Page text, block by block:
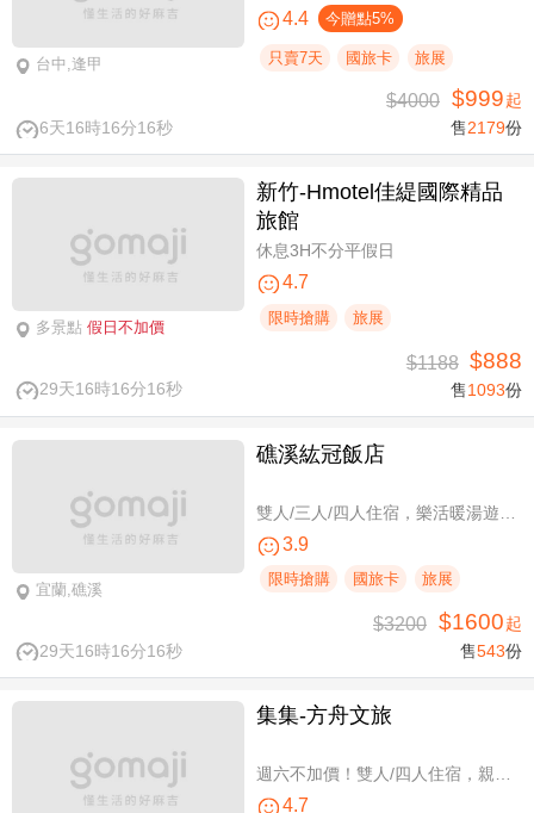
台中,逢甲
4.4 今贈點5%
只賣7天 國旅卡 旅展
6天16時16分15秒
$4000 $999起
售2179份
多景點 假日不加價
新竹-Hmotel佳緹國際精品
旅館
休息3H不分平假日
4.7
限時搶購 旅展
29天16時16分15秒
$1188 $888
售1093份
宜蘭,礁溪
礁溪紘冠飯店
3.9
限時搶購 國旅卡 旅展
29天16時16分15秒
$3200 $1600起
售543份
集集-方舟文旅
4.7